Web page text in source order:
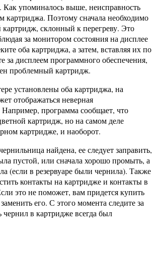
упоминалось выше, неисправность
картриджа. Поэтому сначала необходимо
склонный к перегреву. Это
за монитором состояния на дисплее
оба картриджа, а затем, вставляя их по
за дисплеем программного обеспечения,
проблемный картридж.
установлены оба картриджа, на
отображаться неверная
программа сообщает, что
картридж, но на самом деле
картридже, и наоборот.
найдена, ее следует заправить,
пустой, или сначала хорошо промыть, а
(если в резервуаре были чернила). Также
контакты на картридже и контакты в
это не поможет, вам придется купить
его. С этого момента следите за
в картридже всегда был